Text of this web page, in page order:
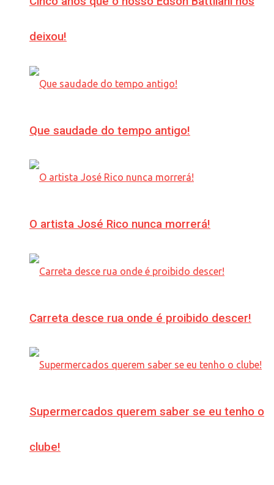
deixou!
Que saudade do tempo antigo!
O artista José Rico nunca morrerá!
Carreta desce rua onde é proibido descer!
Supermercados querem saber se eu tenho o
clube!